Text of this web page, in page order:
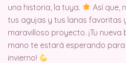
una historia, la tuya.
Así que,
tus agujas y tus lanas favoritas
maravilloso proyecto. ¡Tu
mano te estará esperando
invierno!